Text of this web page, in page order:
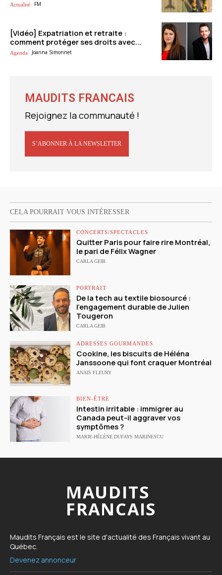
Actualité FM
[Vidéo] Expatriation et retraite :
comment protéger ses droits avec...
Agenda Joanna Simonnet
MAUDITS FRANCAIS
Rejoignez la communauté !
S’ABONNER À LA NEWSLETTER
CELA POURRAIT VOUS INTÉRESSER
CONCERTS/SPECTACLES
Quitter Paris pour faire rire Montréal,
le pari de Félix Wagner
CARLA GEIB
PORTRAIT
De la tech au textile biosourcé :
l’engagement durable de Julien
Tougeron
CARLA GEIB
ADRESSES GOURMANDES
Cookine, les biscuits de Héléna
Janssoone qui font craquer Montréal
ANAIS FLEURY
BIEN-ÊTRE
Intestin irritable : immigrer au
Canada peut-il aggraver vos
symptômes ?
MARIE-HÉLÈNE DUFAYS MARINESCU
MAUDITS
FRANCAIS
Maudits Français est le site d'actualité des Français vivant au
Québec.
Devenez annonceur